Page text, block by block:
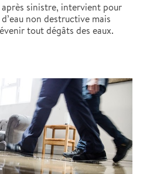
sinistre, intervient pour
non destructive mais
tout dégâts des eaux.